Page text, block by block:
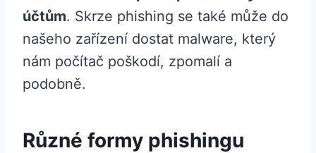
účtům. Skrze phishing se také může do
našeho zařízení dostat malware, který
nám počítač poškodí, zpomalí a
podobně.
Různé formy phishingu